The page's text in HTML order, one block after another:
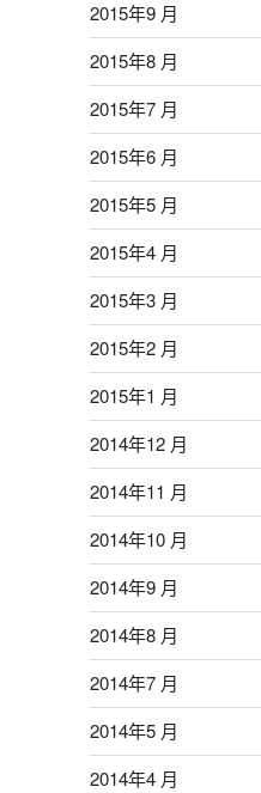
2015年9 月
2015年8 月
2015年7 月
2015年6 月
2015年5 月
2015年4 月
2015年3 月
2015年2 月
2015年1 月
2014年12 月
2014年11 月
2014年10 月
2014年9 月
2014年8 月
2014年7 月
2014年5 月
2014年4 月